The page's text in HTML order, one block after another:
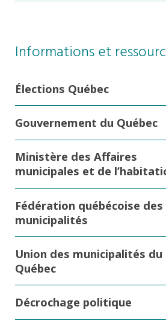
Informations et
Élections Québec
Gouvernement du Québec
Ministère des Affaires
municipales et de
Fédération québécoise des
municipalités
Union des municipalités du
Québec
Décrochage politique